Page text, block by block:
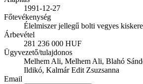
1991-12-27
Főtevékenység
Élelmiszer jellegű bolti vegyes
Árbevétel
281 236 000 HUF
Ügyvezető/tulajdonos
Melhem Ali, Melhem Ali, Blahó
Ildikó, Kalmár Edit Zsuzsanna
Email